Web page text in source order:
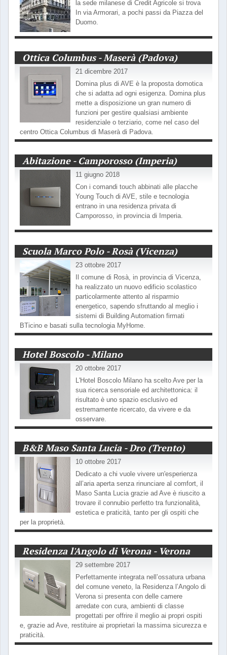
la sede milanese di Credit Agricole si trova
In via Armorari, a pochi passi da Piazza del
Duomo.
Ottica Columbus - Maserà (Padova)
21 dicembre 2017
Domina plus di AVE è la proposta domotica
che si adatta ad ogni esigenza. Domina plus
mette a disposizione un gran numero di
funzioni per gestire qualsiasi ambiente
residenziale o terziario, come nel caso del
centro Ottica Columbus di Maserà di Padova.
Abitazione - Camporosso (Imperia)
11 giugno 2018
Con i comandi touch abbinati alle placche
Young Touch di AVE, stile e tecnologia
entrano in una residenza privata di
Camporosso, in provincia di Imperia.
Scuola Marco Polo - Rosà (Vicenza)
23 ottobre 2017
Il comune di Rosà, in provincia di Vicenza,
ha realizzato un nuovo edificio scolastico
particolarmente attento al risparmio
energetico, sapendo sfruttando al meglio i
sistemi di Building Automation firmati
BTicino e basati sulla tecnologia MyHome.
Hotel Boscolo - Milano
20 ottobre 2017
L'Hotel Boscolo Milano ha scelto Ave per la
sua ricerca sensoriale ed architettonica: il
risultato è uno spazio esclusivo ed
estremamente ricercato, da vivere e da
osservare.
B&B Maso Santa Lucia - Dro (Trento)
10 ottobre 2017
Dedicato a chi vuole vivere un'esperienza
all’aria aperta senza rinunciare al comfort, il
Maso Santa Lucia grazie ad Ave è riuscito a
trovare il connubio perfetto tra funzionalità,
estetica e praticità, tanto per gli ospiti che
per la proprietà.
Residenza l'Angolo di Verona - Verona
29 settembre 2017
Perfettamente integrata nell’ossatura urbana
del comune veneto, la Residenza l’Angolo di
Verona si presenta con delle camere
arredate con cura, ambienti di classe
progettati per offrire il meglio ai propri ospiti
e, grazie ad Ave, restituire ai proprietari la massima sicurezza e
praticità.